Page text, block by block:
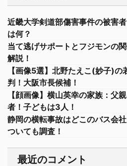
近畿大学剣道部傷害事件の被害
は何？
当て逃げサポートとフジモンの
解説！
【画像5選】北野たえこ(妙子)
判！大阪市長候補！
【顔画像】横山英幸の家族：父
者！子どもは3人！
静岡の横転事故はどこのバス会
ついても調査！
最近のコメント